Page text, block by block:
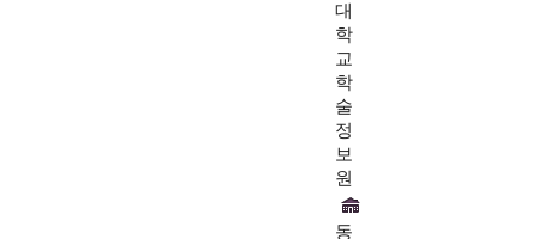
대
학
교
학
술
정
보
원
동